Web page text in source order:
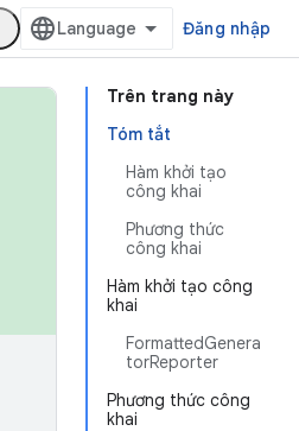
Đăng nhập
Trên trang này
Tóm tắt
Hàm khởi tạo
công khai
Phương thức
công khai
Hàm khởi tạo công
khai
FormattedGenera
torReporter
Phương thức công
khai